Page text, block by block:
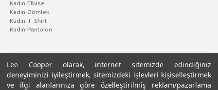
Lee Cooper olarak, internet sitemizde edindiğiniz
deneyiminizi iyileştirmek, sitemizdeki işlevleri kişiselleştirmek
ve ilgi alanlarınıza göre özelleştirilmiş reklam/pazarlama
Kadın Elbise
Kadın Gömlek
Kadın T-Shirt
Kadın Pantolon